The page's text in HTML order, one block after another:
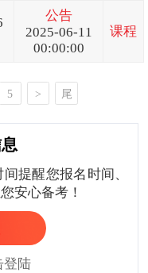
公告
2025-06-11
00:00:00
课程
5 >
尾
提醒您报名时间、
安心备考！
登陆